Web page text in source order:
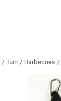
Tuin Barbecues